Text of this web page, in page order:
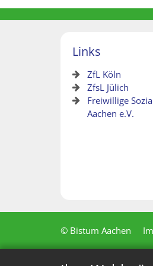
Links
ZfL Köln
ZfsL Jülich
Freiwillige
Aachen e.V.
© Bistum Aachen